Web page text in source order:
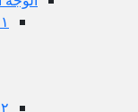
١ - صحيحة زرارة الاولى:
٢ - صحيحة زرارة الثانية: